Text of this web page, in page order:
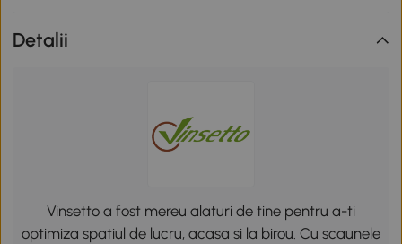
Detalii
Vinsetto a fost mereu alaturi de tine pentru a-ti
optimiza spatiul de lucru, acasa si la birou. Cu scaunele